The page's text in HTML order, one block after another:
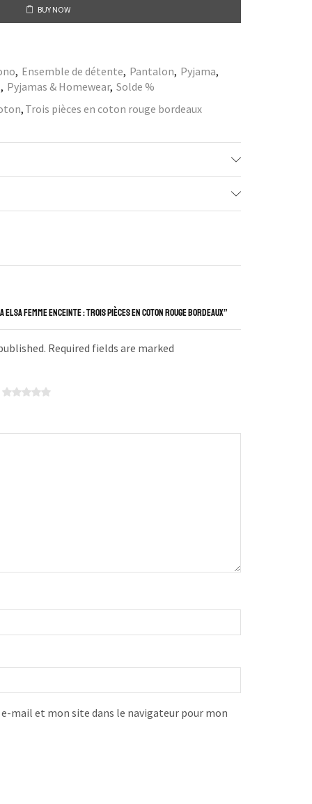
BUY NOW
, Ensemble de détente, Pantalon, Pyjama,
, Pyjamas & Homewear, Solde %
, Trois pièces en coton rouge bordeaux
FEMME ENCEINTE : TROIS PIÈCES EN COTON ROUGE BORDEAUX”
Required fields are marked
mail et mon site dans le navigateur pour mon